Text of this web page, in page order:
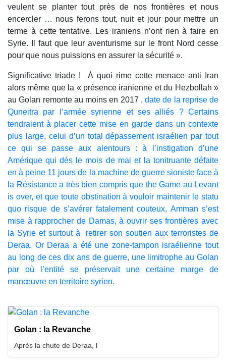
veulent se planter tout près de nos frontières et nous
encercler … nous ferons tout, nuit et jour pour mettre un
terme à cette tentative. Les iraniens n’ont rien à faire en
Syrie. Il faut que leur aventurisme sur le front Nord cesse
pour que nous puissions en assurer la sécurité ».
Significative triade ! À quoi rime cette menace anti Iran
alors même que la « présence iranienne et du Hezbollah »
au Golan remonte au moins en 2017 , date de la reprise de
Quneitra par l’armée syrienne et ses alliés ? Certains
tendraient à placer cette mise en garde dans un contexte
plus large, celui d’un total dépassement israélien par tout
ce qui se passe aux alentours : à l’instigation d’une
Amérique qui dés le mois de mai et la tonitruante défaite
en à peine 11 jours de la machine de guerre sioniste face à
la Résistance a très bien compris que the Game au Levant
is over, et que toute obstination à vouloir maintenir le statu
quo risque de s’avérer fatalement couteux, Amman s’est
mise à rapprocher de Damas, à ouvrir ses frontières avec
la Syrie et surtout à retirer son soutien aux terroristes de
Deraa. Or Deraa a été une zone-tampon israélienne tout
au long de ces dix ans de guerre, une limitrophe au Golan
par où l’entité se préservait une certaine marge de
manœuvre en territoire syrien.
Golan : la Revanche
Après la chute de Deraa, l